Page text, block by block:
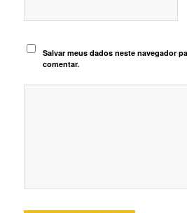
Salvar meus dados neste navegador
comentar.